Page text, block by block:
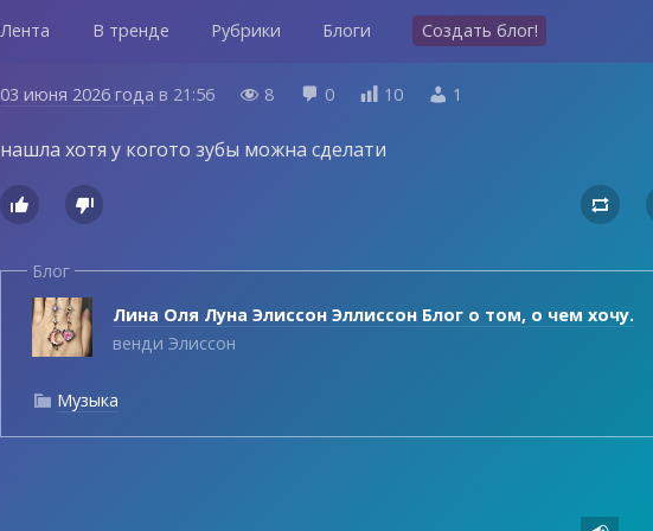
Лента В тренде Рубрики Блоги Создать блог!
03 июня 2026 года в 21:56  8  0  10  1
нашла хотя у когото зубы можна сделати
  
Блог
Лина Оля Луна Элиссон Эллиссон Блог о том, о чем хочу.
венди Элиссон
 Музыка